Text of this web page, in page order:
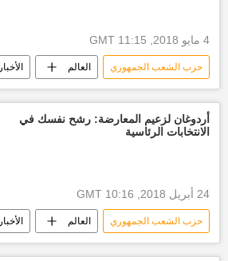
4 مايو 2018, 11:15 GMT
حزب الشعب الجمهوري العالم الأخبار
أخبار تركيا اليوم رجب طيب أردوغان
أردوغان لزعيم المعارضة: رشح نفسك في
الانتخابات الرئاسية
24 أبريل 2018, 10:16 GMT
حزب الشعب الجمهوري العالم الأخبار
الانتخابات التركية أخبار المعارضة التركية